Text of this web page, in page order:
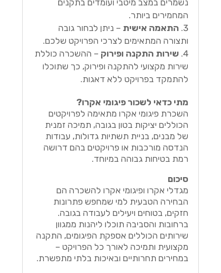
נשמרים במצב מיטבי ועומדים בתקנים
המחמירים ביותר.
התאמה אישית – ניתן לבחור גובה
ותצורה המתאימים לצרכי הפרויקט שלכם.
שירות התקנה ופירוק – ההשכרה כוללת
שירות מקצועי להתקנה ופירוק, כך שתוכלו
להתמקד בפרויקט ללא דאגות.
מתי כדאי לשכור פיגומי אקרו?
השכרת פיגומי אקרו מתאימה לפרויקטים
הכוללים יציקות בטון בגובה, תמיכה זמנית
של מבנים, בניית תשתיות גדולות, עבודות
הנדסה מורכבות או פרויקטים בהם דרושה
רמת בטיחות גבוהה במיוחד.
סיכום
מגדלי אקרו ופיגומי אקרו להשכרה הם
הבחירה הטבעית למי שמחפש פתרונות
חזקים, בטוחים ויעילים לעבודה בגובה.
ברחובות והסביבה תוכלו ליהנות ממגוון
שירותים הכוללים אספקת הפיגומים, התקנה
מקצועית ותמיכה לאורך כל הפרויקט –
במחירים תחרותיים ובאיכות בלתי מתפשרת.